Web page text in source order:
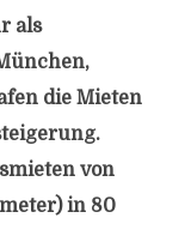
als
die Mieten
von
in 80